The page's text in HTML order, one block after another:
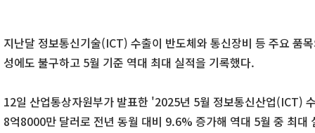
지난달 정보통신기술(ICT) 수출이 반도체와 통신장비 등 주요 품
성에도 불구하고 5월 기준 역대 최대 실적을 기록했다.
12일 산업통상자원부가 발표한 '2025년 5월 정보통신산업(ICT)
8억8000만 달러로 전년 동월 대비 9.6% 증가해 역대 5월 중 최대